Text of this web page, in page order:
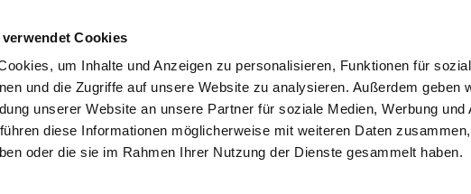
Cookies
um Inhalte und Anzeigen zu personalisieren, Funktionen für
und die Zugriffe auf unsere Website zu analysieren. Außerdem geben
unserer Website an unsere Partner für soziale Medien, Werbung und
diese Informationen möglicherweise mit weiteren Daten
oder die sie im Rahmen Ihrer Nutzung der Dienste gesammelt haben.
3 x täglich an Werktagen!